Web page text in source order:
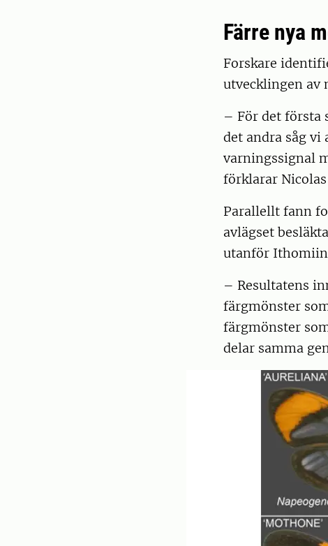
Färre nya
Forskare
utvecklingen av
– För det första
det andra såg
varningssignal
förklarar Nicolas
Parallellt fann
avlägset
utanför
– Resultatens
färgmönster
färgmönster
delar samma